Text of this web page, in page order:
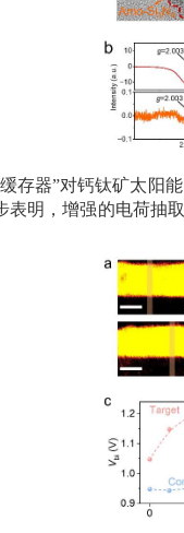
存器”对钙钛矿太阳
明，增强的电荷抽